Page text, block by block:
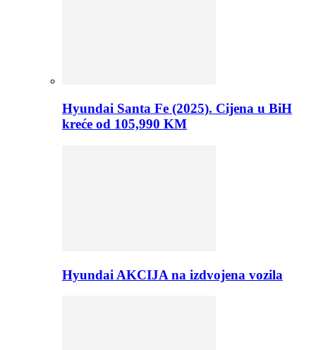
Hyundai Santa Fe (2025). Cijena u BiH
kreće od 105,990 KM
Hyundai AKCIJA na izdvojena vozila